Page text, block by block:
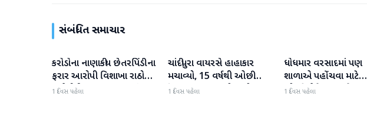
સંબંધિત સમાચાર
રાષ્ટ્રીય
કરોડોના નાણાકીય છેતરપિંડીના
ફરાર આરોપી વિશાખા રાઠોડને
યુએઈથી ભારત લાવવામાં
1 દિવસ પહેલા
રાષ્ટ્રીય
ચાંદીપુરા વાયરસે હાહાકાર
મચાવ્યો, 15 વર્ષથી ઓછી
ઉંમરના 22 બાળકોના મોત
1 દિવસ પહેલા
રાષ્ટ્રીય
ધોધમાર વરસાદમાં પણ
શાળાએ પહોંચવા માટે
છોકરીઓને જીવ જોખમમાં
1 દિવસ પહેલા